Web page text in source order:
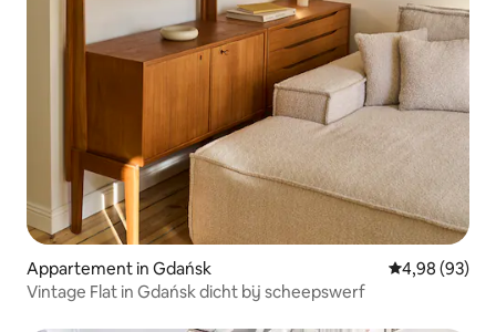
Appartement in Gdańsk Gemiddelde
4,98 (93)
Vintage Flat in Gdańsk dicht bij scheepswerf